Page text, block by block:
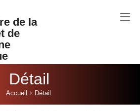
de la
de
Détail
Accueil Détail